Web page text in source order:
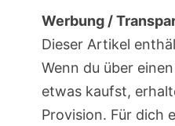
Werbung /
Dieser Artikel
Wenn du über
etwas kaufst,
Provision. Für dich